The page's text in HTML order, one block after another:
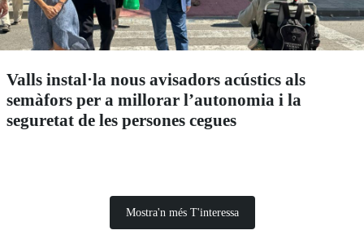
Valls instal·la nous avisadors acústics als
semàfors per a millorar l’autonomia i la
seguretat de les persones cegues
Mostra'n més T'interessa